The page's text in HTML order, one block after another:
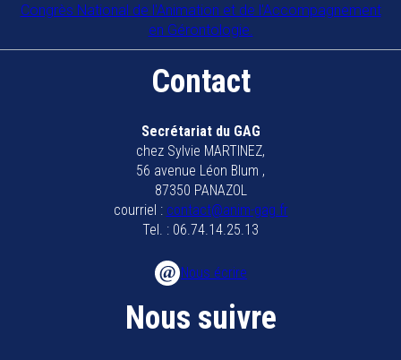
Congrès National de l'Animation et de l'Accompagnement
en Gérontologie.
Contact
Secrétariat du GAG
chez Sylvie MARTINEZ,
56 avenue Léon Blum ,
87350 PANAZOL
courriel : contact@anim-gag.fr
Tel. : 06.74.14.25.13
Nous écrire
Nous suivre